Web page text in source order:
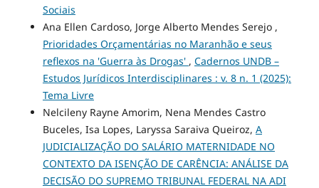
Sociais
Ana Ellen Cardoso, Jorge Alberto Mendes Serejo ,
Prioridades Orçamentárias no Maranhão e seus
reflexos na 'Guerra às Drogas' , Cadernos UNDB –
Estudos Jurídicos Interdisciplinares : v. 8 n. 1 (2025):
Tema Livre
Nelcileny Rayne Amorim, Nena Mendes Castro
Buceles, Isa Lopes, Laryssa Saraiva Queiroz, A
JUDICIALIZAÇÃO DO SALÁRIO MATERNIDADE NO
CONTEXTO DA ISENÇÃO DE CARÊNCIA: ANÁLISE DA
DECISÃO DO SUPREMO TRIBUNAL FEDERAL NA ADI